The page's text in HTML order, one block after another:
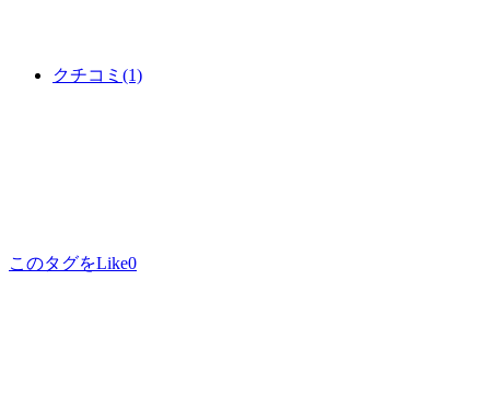
クチコミ (1)
このタグをLike0